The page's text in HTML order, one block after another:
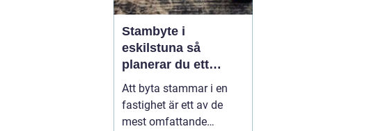
Stambyte i
eskilstuna så
planerar du ett
tryggt och hållbart
projekt
Att byta stammar i en
fastighet är ett av de
mest omfattande